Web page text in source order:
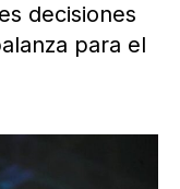
decisiones
para el